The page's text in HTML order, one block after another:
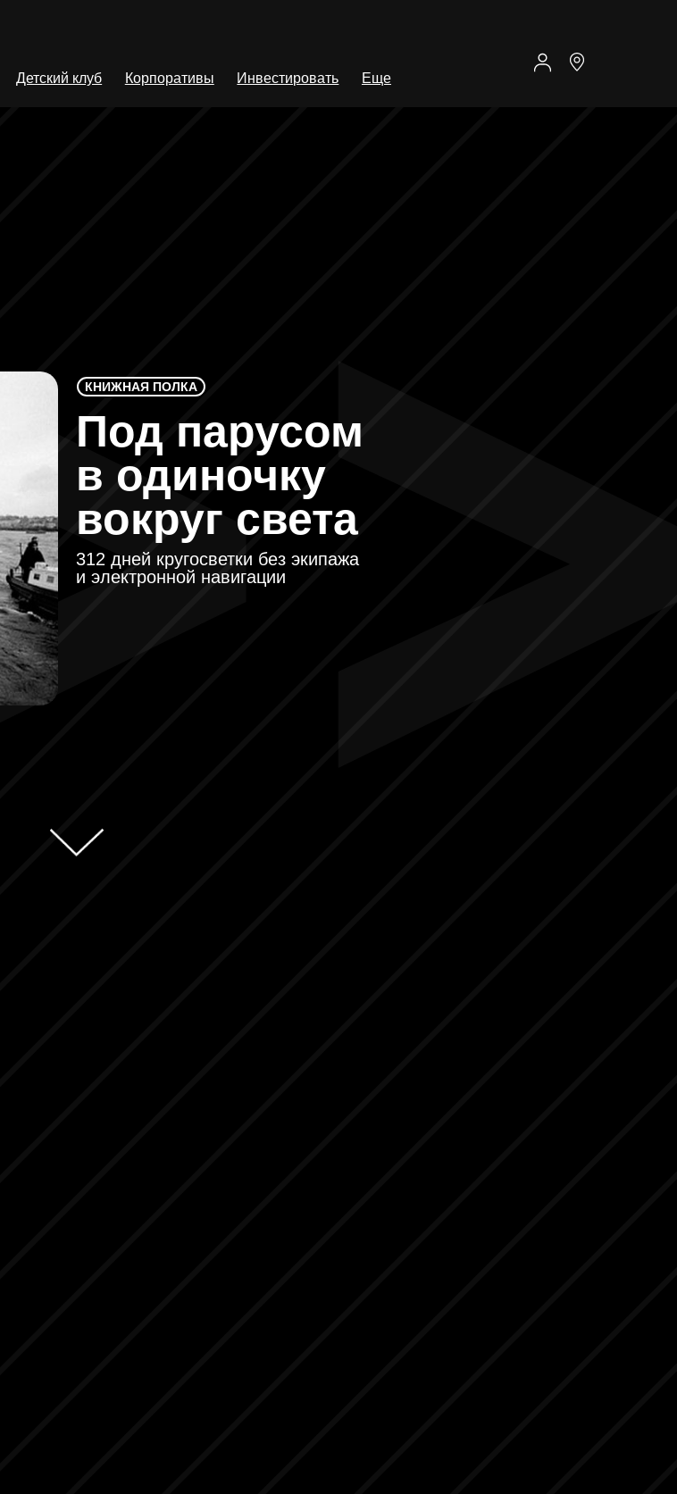
Детский клуб Корпоративы Инвестировать Еще
КНИЖНАЯ ПОЛКА
312 дней кругосветки без экипажа
и электронной навигации
Под парусом
в одиночку
вокруг света